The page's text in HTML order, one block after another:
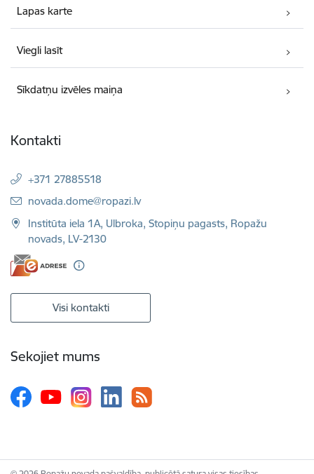
Lapas karte
Viegli lasīt
Sīkdatņu izvēles maiņa
Kontakti
+371 27885518
E-pasts:
novada.dome@ropazi.lv
Institūta iela 1A, Ulbroka, Stopiņu pagasts, Ropažu
novads, LV-2130
Visi kontakti
Sekojiet mums